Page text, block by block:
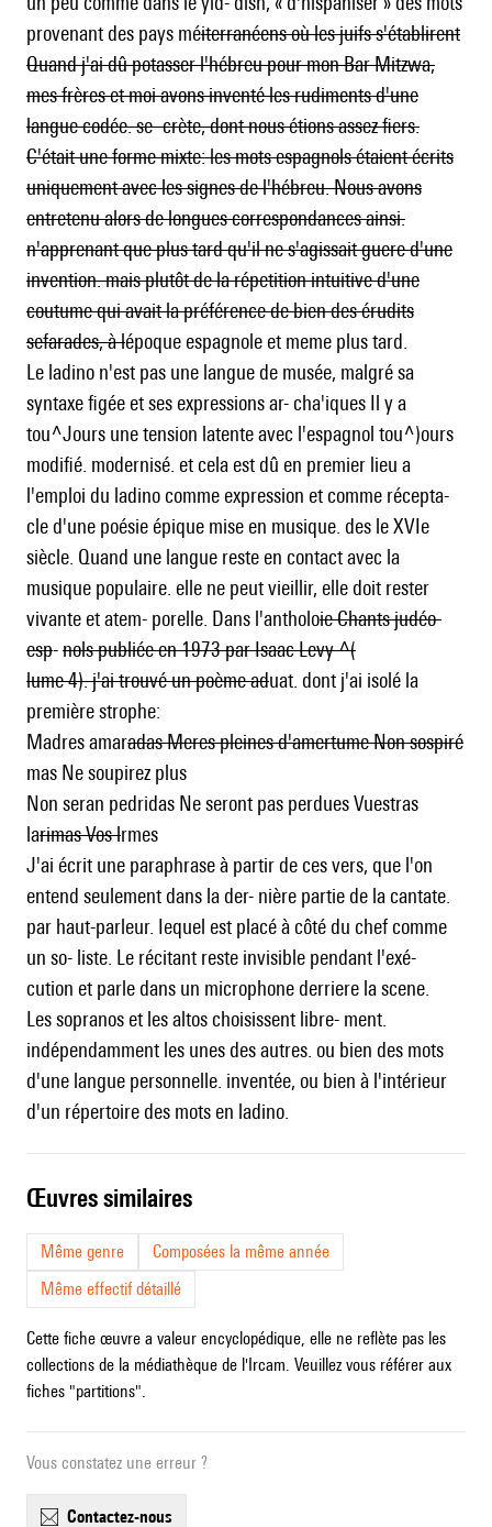
provenant des pays méiterranéens où les juifs s'établirent
Quand j'ai dû potasser l'hébreu pour mon Bar Mitzwa,
mes frères et moi avons inventé les rudiments d'une
langue codée. se- crète, dont nous étions assez fiers.
C'était une forme mixte: les mots espagnols étaient écrits
uniquement avec les signes de l'hébreu. Nous avons
entretenu alors de longues correspondances ainsi.
n'apprenant que plus tard qu'il ne s'agissait guere d'une
invention. mais plutôt de la répetition intuitive d'une
coutume qui avait la préférence de bien des érudits
sefarades, à lépoque espagnole et meme plus tard.
Le ladino n'est pas une langue de musée, malgré sa
syntaxe figée et ses expressions ar- cha'iques Il y a
tou^Jours une tension latente avec l'espagnol tou^)ours
modifié. modernisé. et cela est dû en premier lieu a
l'emploi du ladino comme expression et comme récepta-
cle d'une poésie épique mise en musique. des le XVIe
siècle. Quand une langue reste en contact avec la
musique populaire. elle ne peut vieillir, elle doit rester
vivante et atem- porelle. Dans l'antholoie Chants judéo-
esp-nols publiée en 1973 par Isaac Levy ^(
lume 4). j'ai trouvé un poème aduat. dont j'ai isolé la
première strophe:
Madres amaradas Meres pleines d'amertume Non sospiré
mas Ne soupirez plus
Non seran pedridas Ne seront pas perdues Vuestras
larimas Vos lrmes
J'ai écrit une paraphrase à partir de ces vers, que l'on
entend seulement dans la der- nière partie de la cantate.
par haut-parleur. Iequel est placé à côté du chef comme
un so- liste. Le récitant reste invisible pendant l'exé-
cution et parle dans un microphone derriere la scene.
Les sopranos et les altos choisissent libre- ment.
indépendamment les unes des autres. ou bien des mots
d'une langue personnelle. inventée, ou bien à l'intérieur
d'un répertoire des mots en ladino.
œuvres similaires
Même genre
Composées la même année
Même effectif détaillé
Cette fiche œuvre a valeur encyclopédique, elle ne reflète pas les
collections de la médiathèque de l'Ircam. Veuillez vous référer aux
fiches "partitions".
Vous constatez une erreur ?
contactez-nous